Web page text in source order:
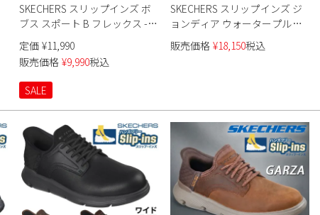
SKECHERS スリップインズ ボ
ブス スポート B フレックス -
スムース エッジ 118116 メンズ
定価 ¥11,990
販売価格 ¥9,990税込
SALE
SKECHERS スリップインズ ジ
ョンディア ウォータープルー
フ リスペクテッド 256002 メン
ズ
販売価格 ¥18,150税込